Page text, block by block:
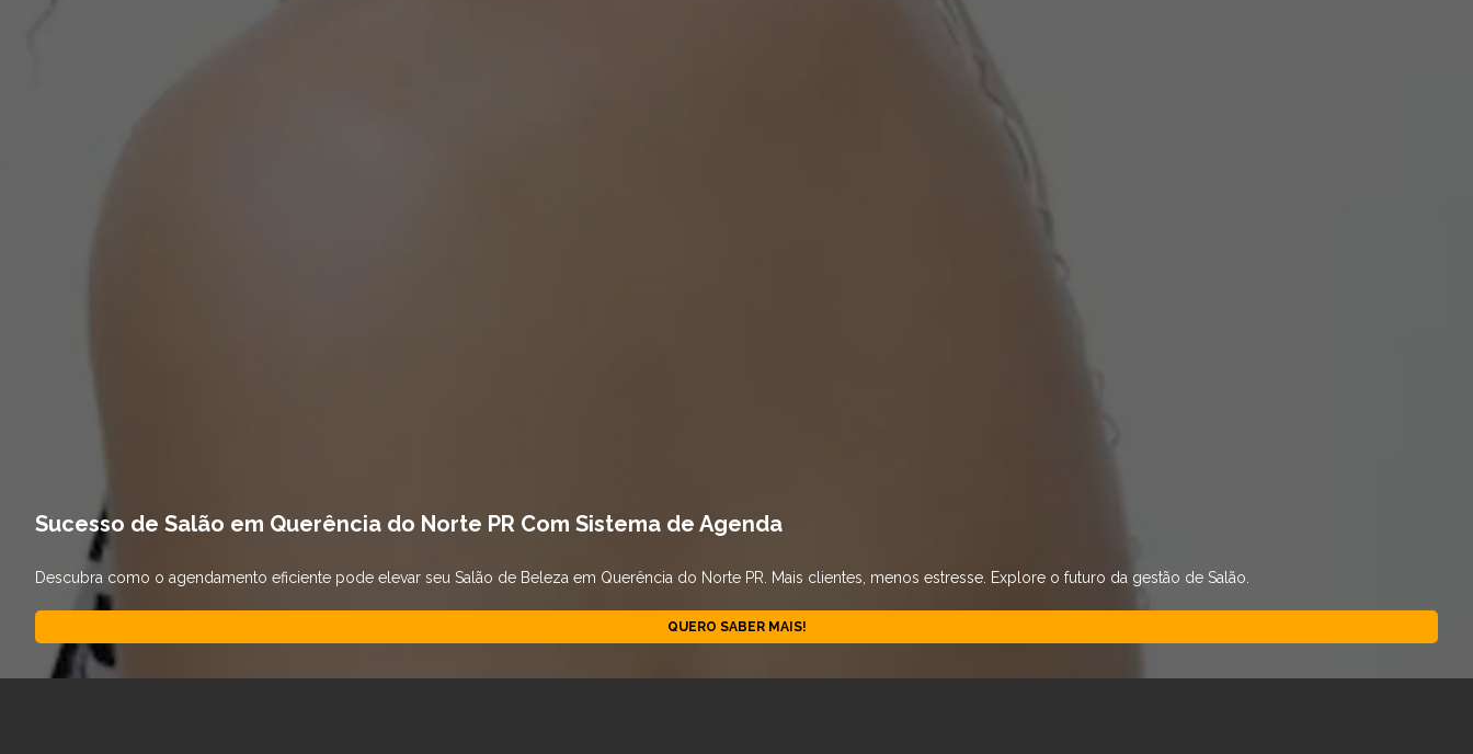
Sucesso de Salão em Querência do Norte PR Com Sistema de Agenda
Descubra como o agendamento eficiente pode elevar seu Salão de Beleza em Querência do Norte PR. Mais clientes, menos estresse. Explore o futuro da gestão de Salão.
QUERO SABER MAIS!